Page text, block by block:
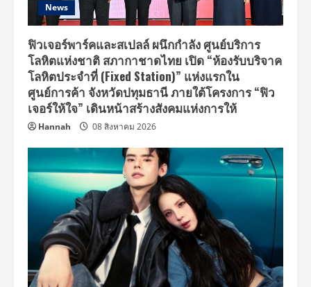
News
ฟิวเจอร์พาร์คและสเปลล์ ผนึกกำลัง ศูนย์บริการ
โลหิตแห่งชาติ สภากาชาดไทย เปิด “ห้องรับบริจาค
โลหิตประจำที่ (Fixed Station)” แห่งแรกใน
ศูนย์การค้า จังหวัดปทุมธานี ภายใต้โครงการ “ฟิว
เจอร์ให้ใจ” เดินหน้าสร้างสังคมแห่งการให้
Hannah 08 สิงหาคม 2026